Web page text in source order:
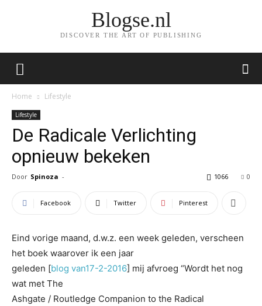
Blogse.nl
DISCOVER THE ART OF PUBLISHING
Home Lifestyle
Lifestyle
De Radicale Verlichting
opnieuw bekeken
Door Spinoza - 0
1066
Facebook Twitter Pinterest
Eind vorige maand, d.w.z. een week geleden, verscheen
het boek waarover ik een jaar
geleden [blog van17-2-2016] mij afvroeg “Wordt het nog
wat met The
Ashgate / Routledge Companion to the Radical